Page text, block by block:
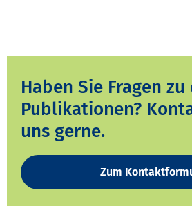
Haben Sie Fragen zu
Publikationen?
uns gerne.
Zum